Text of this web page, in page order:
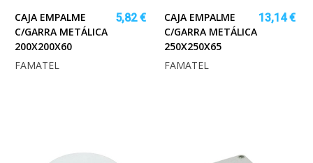
CAJA EMPALME
C/GARRA METÁLICA
200X200X60
5,82 €
FAMATEL
CAJA EMPALME
C/GARRA METÁLICA
250X250X65
13,14 €
FAMATEL